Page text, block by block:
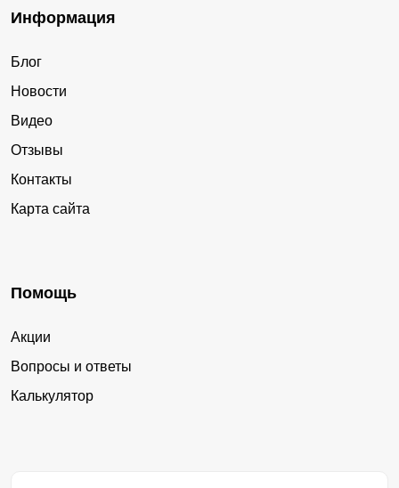
Информация
Блог
Новости
Видео
Отзывы
Контакты
Карта сайта
Помощь
Акции
Вопросы и ответы
Калькулятор